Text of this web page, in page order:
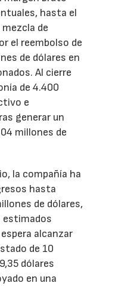
hasta el
de
el reembolso de
de dólares en
Al cierre
de 4.400
e
generar un
millones de
la compañía ha
hasta
de dólares,
estimados
alcanzar
de 10
dólares
en una